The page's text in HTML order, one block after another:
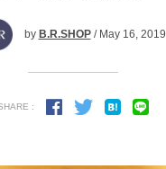
by B.R.SHOP/ May 16, 2019
: